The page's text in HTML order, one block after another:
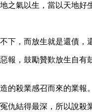
氣以生，當以天地好
，而放生就是還債，
，鼓勵贊歎放生自有
殺業感召而來的業報
結得最深，所以說殺